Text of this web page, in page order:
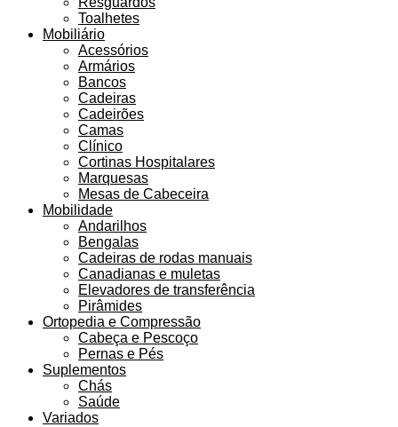
Toalhetes
Mobiliário
Acessórios
Armários
Bancos
Cadeiras
Cadeirões
Camas
Clínico
Cortinas Hospitalares
Marquesas
Mesas de Cabeceira
Mobilidade
Andarilhos
Bengalas
Cadeiras de rodas manuais
Canadianas e muletas
Elevadores de transferência
Pirâmides
Ortopedia e Compressão
Cabeça e Pescoço
Pernas e Pés
Suplementos
Chás
Saúde
Variados